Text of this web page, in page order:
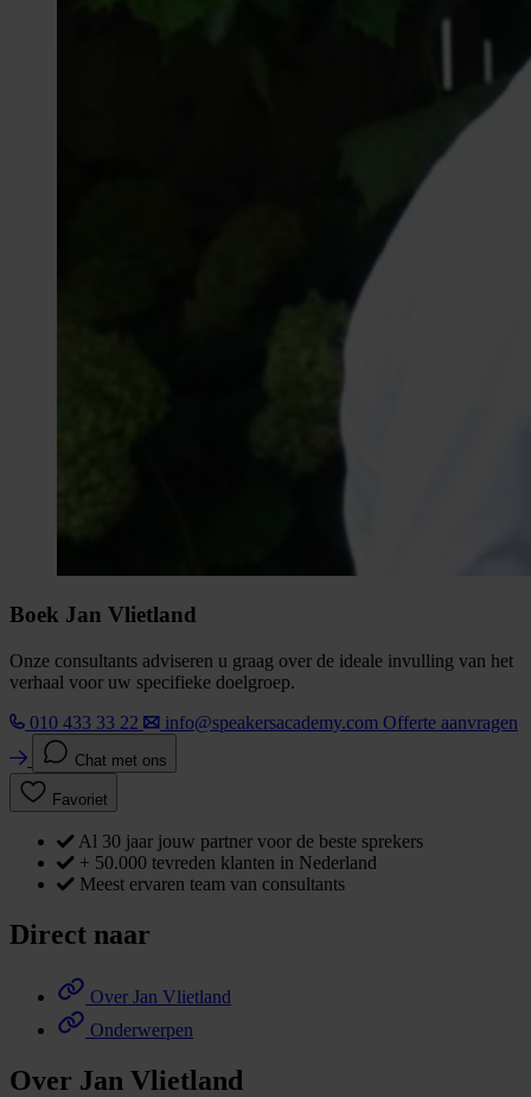
Boek Jan Vlietland
Onze consultants adviseren u graag over de ideale invulling van het
verhaal voor uw specifieke doelgroep.
010 433 33 22
info@speakersacademy.com Offerte aanvragen
Chat met ons
Favoriet
Al 30 jaar jouw partner voor de beste sprekers
+ 50.000 tevreden klanten in Nederland
Meest ervaren team van consultants
Direct naar
Over Jan Vlietland
Onderwerpen
Over Jan Vlietland